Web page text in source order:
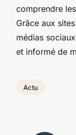
comprendre
Grâce aux
médias
et informé de
Actu